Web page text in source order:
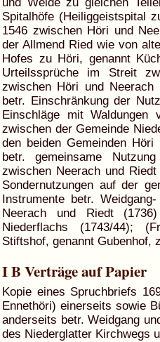
Spitalhöfe (Heiliggeistspital
1546 zwischen Höri und
der Allmend Ried wie von
Hofes zu Höri, genannt
Urteilssprüche im Streit
zwischen Höri und
betr. Einschränkung der
Einschläge mit Waldungen
zwischen der Gemeinde
den beiden Gemeinden
betr. gemeinsame
zwischen Neerach und
Sondernutzungen auf der
Instrumente betr.
Neerach und Riedt
Niederflachs (1743/44);
Stiftshof, genannt Gubenhof,
I B Verträge auf Papier
Kopie eines Spruchbriefs
Ennethöri) einerseits sowie
anderseits betr. Weidgang
des Niederglatter Kirchwegs